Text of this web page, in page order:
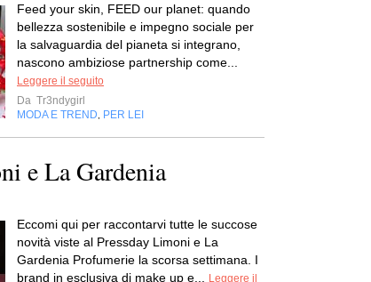
Feed your skin, FEED our planet: quando
bellezza sostenibile e impegno sociale per
la salvaguardia del pianeta si integrano,
nascono ambiziose partnership come...
Leggere il seguito
Da Tr3ndygirl
MODA E TREND
PER LEI
e La Gardenia
Eccomi qui per raccontarvi tutte le succose
novità viste al Pressday Limoni e La
Gardenia Profumerie la scorsa settimana. I
brand in esclusiva di make up e...
Leggere il